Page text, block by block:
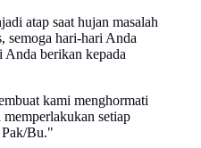
atap saat hujan masalah
semoga hari-hari Anda
Anda berikan kepada
kami menghormati
setiap
Pak/Bu."